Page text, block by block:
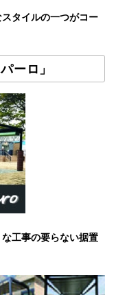
タイルの一つがコー
ーロ」
工事の要らない据置